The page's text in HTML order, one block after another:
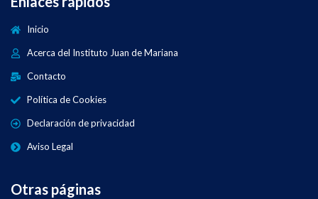
Inicio
Acerca del Instituto Juan de Mariana
Contacto
Política de Cookies
Declaración de privacidad
Aviso Legal
Otras páginas